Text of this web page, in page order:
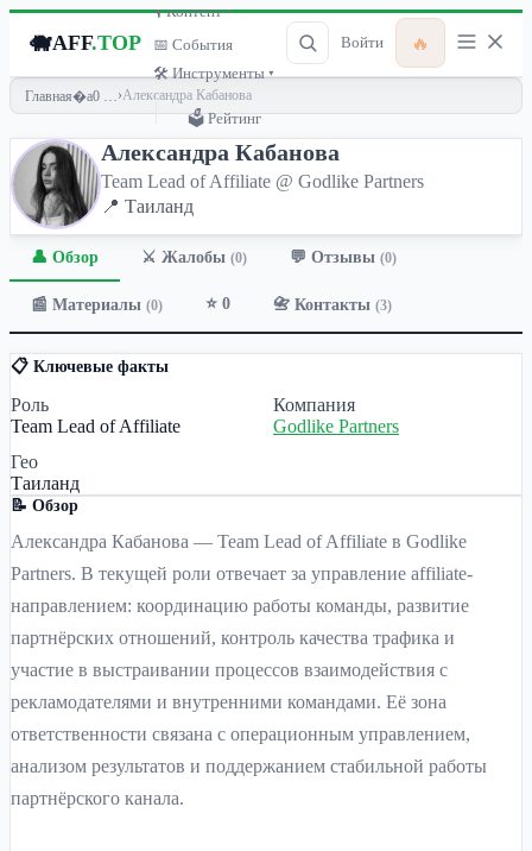
🐗AFF.TOP
🎙 Контент ▾
📅 События
🛠 Инструменты ▾
🗳 Рейтинг
Войти 🔥
Главная ›Александра Кабанова
Александра Кабанова
Team Lead of Affiliate @ Godlike Partners
📍 Таиланд
👤 Обзор ⚔️ Жалобы (0) 💬 Отзывы (0)
📰 Материалы (0) ⭐ 0 📇 Контакты (3)
📋 Ключевые факты
Роль
Team Lead of Affiliate
Компания
Godlike Partners
Гео
Таиланд
📝 Обзор
Александра Кабанова — Team Lead of Affiliate в Godlike
Partners. В текущей роли отвечает за управление affiliate-
направлением: координацию работы команды, развитие
партнёрских отношений, контроль качества трафика и
участие в выстраивании процессов взаимодействия с
рекламодателями и внутренними командами. Её зона
ответственности связана с операционным управлением,
анализом результатов и поддержанием стабильной работы
партнёрского канала.